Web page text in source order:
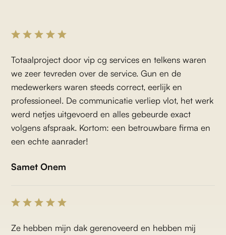
Totaalproject door vip cg services en telkens waren
we zeer tevreden over de service. Gun en de
medewerkers waren steeds correct, eerlijk en
professioneel. De communicatie verliep vlot, het werk
werd netjes uitgevoerd en alles gebeurde exact
volgens afspraak. Kortom: een betrouwbare firma en
een echte aanrader!
Samet Onem
Ze hebben mijn dak gerenoveerd en hebben mij